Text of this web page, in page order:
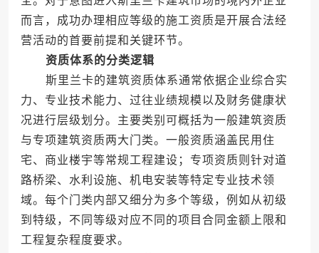
而言，成功办理相应等级的施工资质是开展合法经
营活动的首要前提和关键环节。
资质体系的分类逻辑
斯里兰卡的建筑资质体系通常依据企业综合实
力、专业技术能力、过往业绩规模以及财务健康状
况进行层级划分。主要类别可概括为一般建筑资质
与专项建筑资质两大门类。一般资质涵盖民用住
宅、商业楼宇等常规工程建设；专项资质则针对道
路桥梁、水利设施、机电安装等特定专业技术领
域。每个门类内部又细分为多个等级，例如从初级
到特级，不同等级对应不同的项目合同金额上限和
工程复杂程度要求。